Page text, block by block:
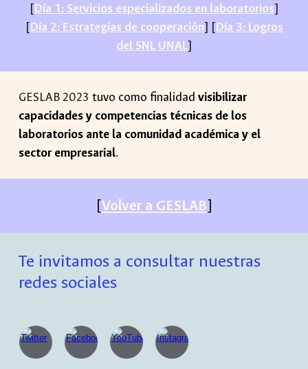
[Día 1: Servicios especializados en laboratorios]
[Día 2: Estrategias de cooperación] [Día 3: Logros
del SNL UNAL]
GESLAB 2023 tuvo como finalidadvisibilizar
capacidades y competencias técnicas de los
laboratorios ante la comunidad académica y el
sector empresarial.
[Volver a GESLAB]
Te invitamos a consultar nuestras
redes sociales